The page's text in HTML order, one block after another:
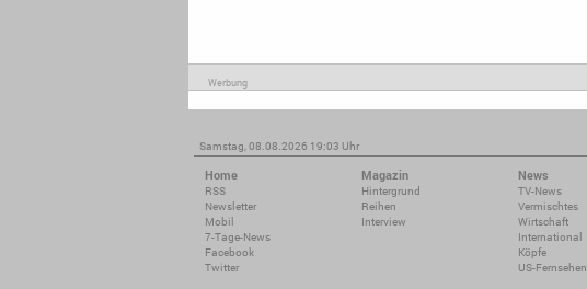
Werbung
Samstag, 08.08.2026 19:03 Uhr
Home
RSS
Newsletter
Mobil
7-Tage-News
Facebook
Twitter
Magazin
Hintergrund
Reihen
Interview
News
TV-News
Vermischtes
Wirtschaft
International
Köpfe
US-Fernsehen